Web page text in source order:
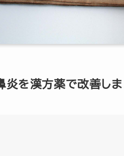
炎を漢方薬で改善しま